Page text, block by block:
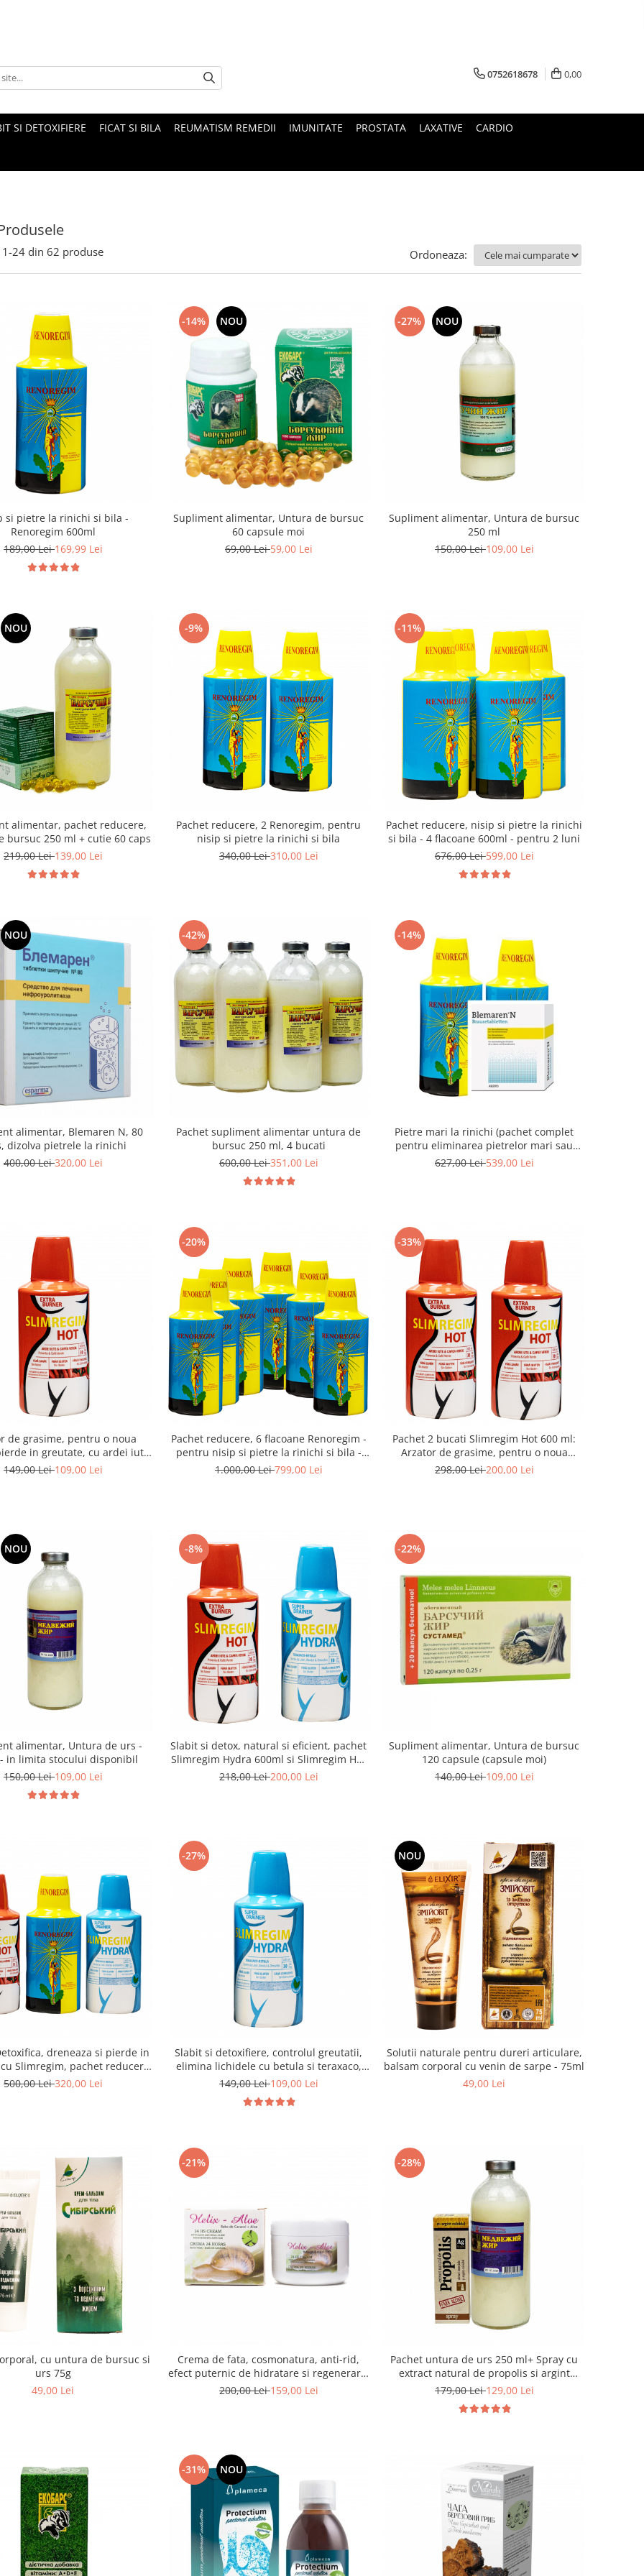
0752618678 0,00
SI DETOXIFIERE FICAT SI BILA REUMATISM REMEDII IMUNITATE PROSTATA LAXATIVE CARDIO
1-24 din 62 produse Ordoneaza:
si pietre la rinichi si bila -
Renoregim 600ml
189,00 Lei169,99 Lei
-14% NOU
Supliment alimentar, Untura de bursuc
60 capsule moi
69,00 Lei59,00 Lei
-27% NOU
Supliment alimentar, Untura de bursuc
250 ml
150,00 Lei109,00 Lei
NOU
alimentar, pachet reducere,
bursuc 250 ml + cutie 60 caps
219,00 Lei139,00 Lei
-9%
Pachet reducere, 2 Renoregim, pentru
nisip si pietre la rinichi si bila
340,00 Lei310,00 Lei
-11%
Pachet reducere, nisip si pietre la rinichi
si bila - 4 flacoane 600ml - pentru 2 luni
676,00 Lei599,00 Lei
NOU
alimentar, Blemaren N, 80
dizolva pietrele la rinichi
400,00 Lei320,00 Lei
-42%
Pachet supliment alimentar untura de
bursuc 250 ml, 4 bucati
600,00 Lei351,00 Lei
-14%
Pietre mari la rinichi (pachet complet
pentru eliminarea pietrelor mari sau
multiple), blemaren N + 2 Renoregim
627,00 Lei539,00 Lei
de grasime, pentru o noua
in greutate, cu ardei iute
verde, Slimregim Hot 600 ml
149,00 Lei109,00 Lei
-20%
Pachet reducere, 6 flacoane Renoregim -
pentru nisip si pietre la rinichi si bila -
600ml
1.000,00 Lei799,00 Lei
-33%
Pachet 2 bucati Slimregim Hot 600 ml:
Arzator de grasime, pentru o noua
silueta, cu ardei iute si cafea verde
298,00 Lei200,00 Lei
NOU
alimentar, Untura de urs -
in limita stocului disponibil
150,00 Lei109,00 Lei
-8%
Slabit si detox, natural si eficient, pachet
Slimregim Hydra 600ml si Slimregim Hot
600 ml
218,00 Lei200,00 Lei
-22%
Supliment alimentar, Untura de bursuc
120 capsule (capsule moi)
140,00 Lei109,00 Lei
dreneaza si pierde in
Slimregim, pachet reducere
pentru 3 luni
500,00 Lei320,00 Lei
-27%
Slabit si detoxifiere, controlul greutatii,
elimina lichidele cu betula si teraxaco,
Slimregim Hydra, 600 ml
149,00 Lei109,00 Lei
NOU
Solutii naturale pentru dureri articulare,
balsam corporal cu venin de sarpe - 75ml
49,00 Lei
cu untura de bursuc si
urs 75g
49,00 Lei
-21%
Crema de fata, cosmonatura, anti-rid,
efect puternic de hidratare si regenerare,
cu extract de melc si aloe, 100 ml
200,00 Lei159,00 Lei
-28%
Pachet untura de urs 250 ml+ Spray cu
extract natural de propolis si argint
coloidal
179,00 Lei129,00 Lei
-31% NOU